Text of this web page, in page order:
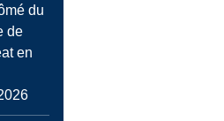
du
de
en